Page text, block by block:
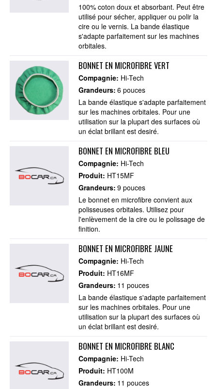
100% coton doux et absorbant. Peut être
utilisé pour sécher, appliquer ou polir la
cire ou le vernis. La bande élastique
s'adapte parfaitement sur les machines
orbitales.
BONNET EN MICROFIBRE VERT
Compagnie: Hi-Tech
Grandeurs: 6 pouces
La bande élastique s'adapte parfaitement
sur les machines orbitales. Pour une
utilisation sur la plupart des surfaces où
un éclat brillant est desiré.
BONNET EN MICROFIBRE BLEU
Compagnie: Hi-Tech
Produit: HT15MF
Grandeurs: 9 pouces
Le bonnet en microfibre convient aux
polisseuses orbitales. Utilisez pour
l'enlèvement de la cire ou le polissage de
finition.
BONNET EN MICROFIBRE JAUNE
Compagnie: Hi-Tech
Produit: HT16MF
Grandeurs: 11 pouces
La bande élastique s'adapte parfaitement
sur les machines orbitales. Pour une
utilisation sur la plupart des surfaces où
un éclat brillant est desiré.
BONNET EN MICROFIBRE BLANC
Compagnie: Hi-Tech
Produit: HT100M
Grandeurs: 11 pouces